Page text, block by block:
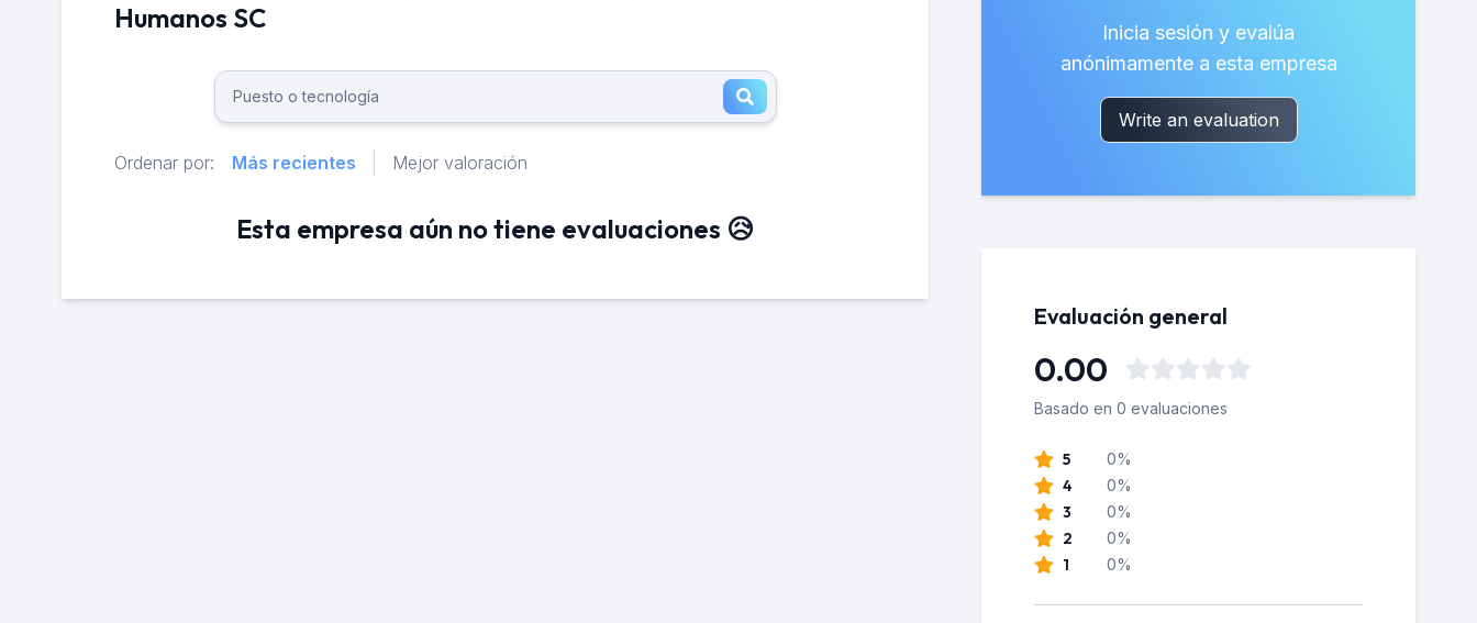
Humanos SC
Ordenar por: Más recientes Mejor valoración
Esta empresa aún no tiene evaluaciones 😥
Inicia sesión y evalúa
anónimamente a esta empresa
Write an evaluation
Evaluación general
0.00
Basado en 0 evaluaciones
5 0%
4 0%
3 0%
2 0%
1 0%